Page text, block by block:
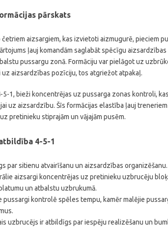
pārskats
aizsargiem, kas izvietoti aizmugurē, pieciem
ļauj komandām saglabāt spēcīgu
pussargu zonā. Formāciju var pielāgot uz
uz aizsardzības pozīciju, tos atgriežot atpakaļ.
5-1, bieži koncentrējas uz pussarga zonas kontroli,
uz aizsardzību. Šīs formācijas elastība ļauj
pretinieku stiprajām un vājajām pusēm.
4-5-1
par sitienu atvairīšanu un aizsardzības organizēšanu.
aizsargi koncentrējas uz pretinieku uzbrucēju
un atbalstu uzbrukumā.
pussargi kontrolē spēles tempu, kamēr malējie
uzbrucējs ir atbildīgs par iespēju realizēšanu un